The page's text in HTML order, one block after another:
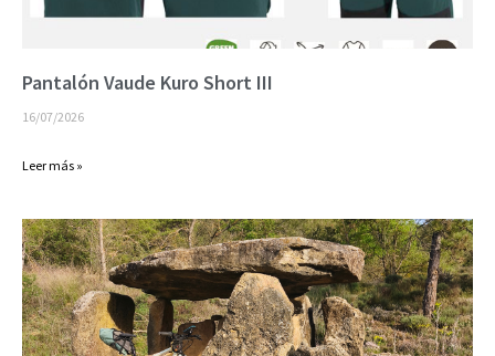
Pantalón Vaude Kuro Short III
16/07/2026
Leer más »